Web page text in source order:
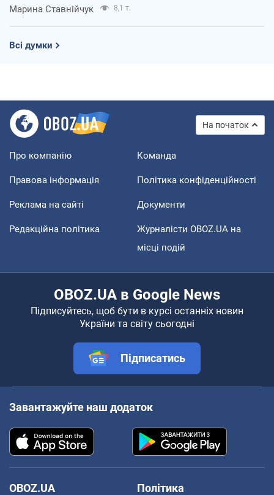
Марина Ставнійчук 8,1 т.
Всі думки
На початок
Про компанію Команда
Правова інформація Політика конфіденційності
Реклама на сайті Документи
Редакційна політика
Журналісти OBOZ.UA на
місці подій
OBOZ.UA в Google News
Підписуйтесь, щоб бути в курсі останніх новин
України та світу сьогодні
Підписатись
Завантажуйте наш додаток
OBOZ.UA
Політика